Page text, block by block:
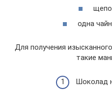
одна
Для получения
такие
Шоколад